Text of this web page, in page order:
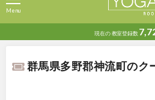
現在の教室登録数
Menu
群馬県多野郡神流町のク